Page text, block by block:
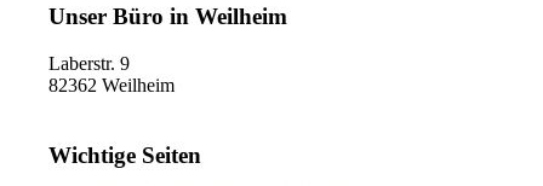
Unser Büro in Weilheim
Laberstr. 9
82362 Weilheim
Wichtige Seiten